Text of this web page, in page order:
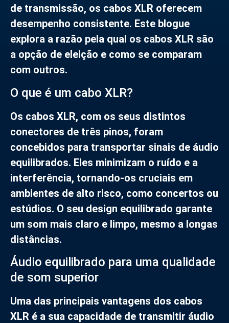
de transmissão, os cabos XLR oferecem
desempenho consistente. Este blogue
explora a razão pela qual os cabos XLR são
a opção de eleição e como se comparam
com outros.
O que é um cabo XLR?
Os cabos XLR, com os seus distintos
conectores de três pinos, foram
concebidos para transportar sinais de áudio
equilibrados. Eles minimizam o ruído e a
interferência, tornando-os cruciais em
ambientes de alto risco, como concertos ou
estúdios. O seu design equilibrado garante
um som mais claro e limpo, mesmo a longas
distâncias.
Áudio equilibrado para uma qualidade
de som superior
Uma das principais vantagens dos cabos
XLR é a sua capacidade de transmitir áudio